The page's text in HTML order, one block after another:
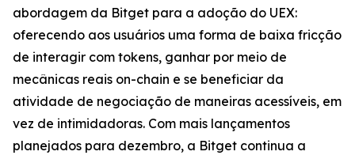
abordagem da Bitget para a adoção do UEX:
oferecendo aos usuários uma forma de baixa fricção
de interagir com tokens, ganhar por meio de
mecânicas reais on-chain e se beneficiar da
atividade de negociação de maneiras acessíveis, em
vez de intimidadoras. Com mais lançamentos
planejados para dezembro, a Bitget continua a